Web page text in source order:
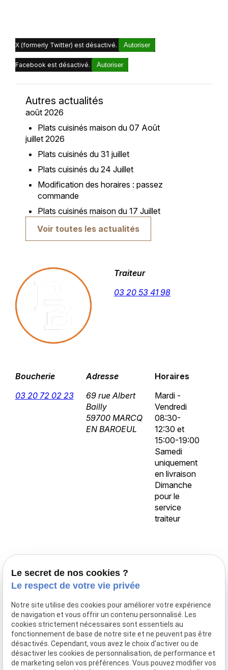
X (formerly Twitter) est désactivé. Autoriser
Facebook est désactivé. Autoriser
Autres actualités
août 2026
Plats cuisinés maison du 07 Août
juillet 2026
Plats cuisinés du 31 juillet
Plats cuisinés du 24 Juillet
Modification des horaires : passez
commande
Plats cuisinés maison du 17 Juillet
Voir toutes les actualités
Traiteur
03 20 53 41 98
Boucherie
03 20 72 02 23
Adresse
69 rue Albert
Bailly
59700 MARCQ
EN BAROEUL
Horaires
Mardi -
Vendredi
08:30-
12:30 et
15:00-19:00
Samedi
uniquement
en livraison
Dimanche
pour le
service
traiteur
Accueil
Traiteur Delecroix
Boissons professionnels
Boissons particuliers
Location de matériel
Boucherie
Charcuterie
Le secret de nos cookies ?
Le respect de votre vie privée
Notre site utilise des cookies pour améliorer votre expérience
de navigation et vous offrir un contenu personnalisé. Les
cookies strictement nécessaires sont essentiels au
fonctionnement de base de notre site et ne peuvent pas être
désactivés. Cependant, vous avez le choix d'activer ou de
désactiver les cookies de personnalisation, de performance et
de marketing selon vos préférences. Vous pouvez modifier vos